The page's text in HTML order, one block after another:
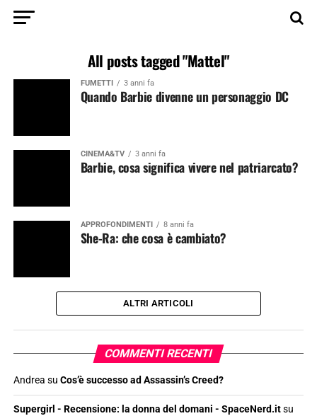
All posts tagged "Mattel"
FUMETTI 3 anni fa
Quando Barbie divenne un personaggio DC
CINEMA&TV 3 anni fa
Barbie, cosa significa vivere nel patriarcato?
APPROFONDIMENTI 8 anni fa
She-Ra: che cosa è cambiato?
ALTRI ARTICOLI
COMMENTI RECENTI
Andrea su Cos’è successo ad Assassin’s Creed?
Supergirl - Recensione: la donna del domani - SpaceNerd.itsu